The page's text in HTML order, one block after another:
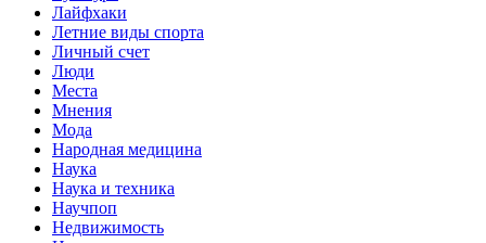
Лайфхаки
Летние виды спорта
Личный счет
Люди
Места
Мнения
Мода
Народная медицина
Наука
Наука и техника
Научпоп
Недвижимость